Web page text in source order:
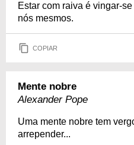
Estar com raiva é vingar-
nós mesmos.
COPIAR
Mente nobre
Alexander Pope
Uma mente nobre tem
arrepender...